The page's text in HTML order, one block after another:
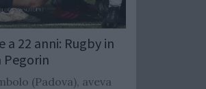
a 22 anni: Rugby in
(Padova), aveva